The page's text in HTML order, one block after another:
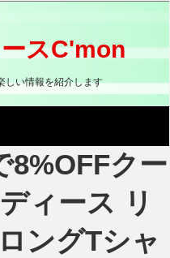
スC'mon
しい情報を紹介します
8%OFFクー
ィース リ
ングTシャ